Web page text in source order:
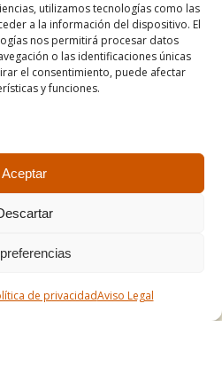
utilizamos tecnologías como las
a la información del dispositivo. El
nos permitirá procesar datos
o las identificaciones únicas
el consentimiento, puede afectar
y funciones.
Aceptar
de privacidadAviso Legal
accesibilidad
de venta
del sitio